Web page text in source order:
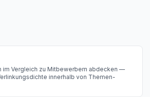
im Vergleich zu Mitbewerbern abdecken —
innerhalb von Themen-